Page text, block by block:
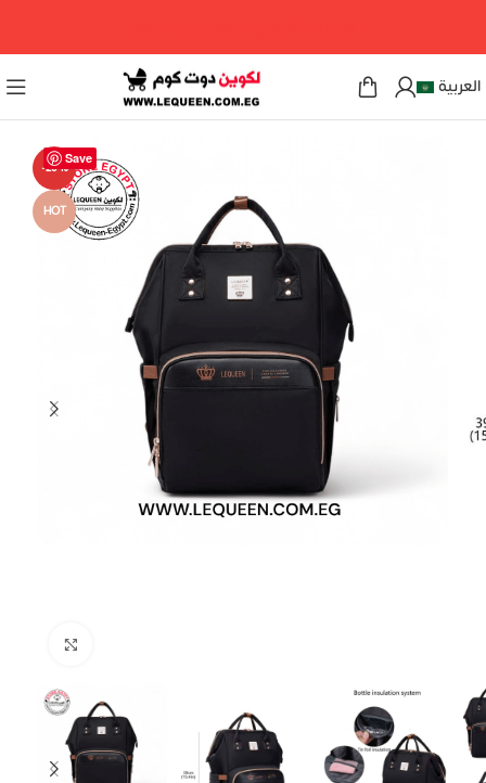
العربية
Save
-29%
HOT